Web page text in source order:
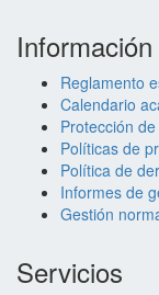
Reglamento
Calendario
Protección
Políticas de
Política de
Informes de
Gestión
Servicios